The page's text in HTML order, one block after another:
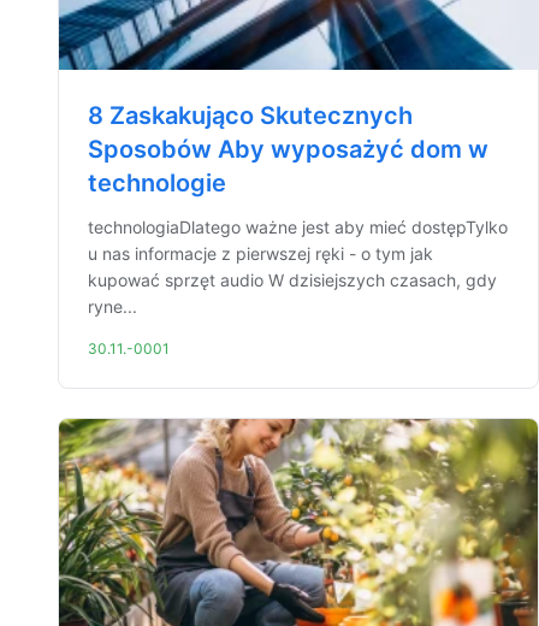
8 Zaskakująco Skutecznych
Sposobów Aby wyposażyć dom w
technologie
technologiaDlatego ważne jest aby mieć dostępTylko
u nas informacje z pierwszej ręki - o tym jak
kupować sprzęt audio W dzisiejszych czasach, gdy
ryne...
30.11.-0001